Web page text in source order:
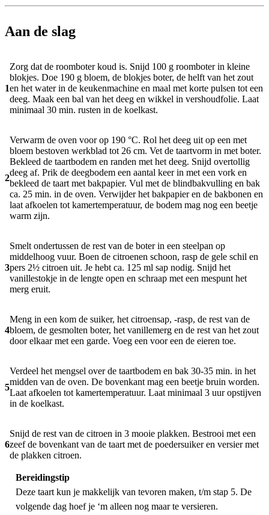
Aan de slag
1
Zorg dat de roomboter koud is. Snijd 100 g roomboter in kleine
blokjes. Doe 190 g bloem, de blokjes boter, de helft van het zout
en het water in de keukenmachine en maal met korte pulsen tot een
deeg. Maak een bal van het deeg en wikkel in vershoudfolie. Laat
minimaal 30 min. rusten in de koelkast.
2
Verwarm de oven voor op 190 °C. Rol het deeg uit op een met
bloem bestoven werkblad tot 26 cm. Vet de taartvorm in met boter.
Bekleed de taartbodem en randen met het deeg. Snijd overtollig
deeg af. Prik de deegbodem een aantal keer in met een vork en
bekleed de taart met bakpapier. Vul met de blindbakvulling en bak
ca. 25 min. in de oven. Verwijder het bakpapier en de bakbonen en
laat afkoelen tot kamertemperatuur, de bodem mag nog een beetje
warm zijn.
3
Smelt ondertussen de rest van de boter in een steelpan op
middelhoog vuur. Boen de citroenen schoon, rasp de gele schil en
pers 2½ citroen uit. Je hebt ca. 125 ml sap nodig. Snijd het
vanillestokje in de lengte open en schraap met een mespunt het
merg eruit.
4
Meng in een kom de suiker, het citroensap, -rasp, de rest van de
bloem, de gesmolten boter, het vanillemerg en de rest van het zout
door elkaar met een garde. Voeg een voor een de eieren toe.
5
Verdeel het mengsel over de taartbodem en bak 30-35 min. in het
midden van de oven. De bovenkant mag een beetje bruin worden.
Laat afkoelen tot kamertemperatuur. Laat minimaal 3 uur opstijven
in de koelkast.
6
Snijd de rest van de citroen in 3 mooie plakken. Bestrooi met een
zeef de bovenkant van de taart met de poedersuiker en versier met
de plakken citroen.
Bereidingstip
Deze taart kun je makkelijk van tevoren maken, t/m stap 5. De
volgende dag hoef je ‘m alleen nog maar te versieren.